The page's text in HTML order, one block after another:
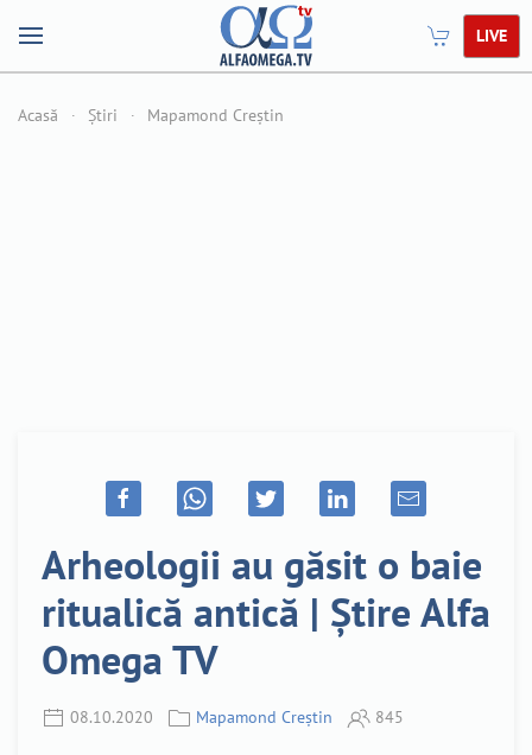
LIVE
Acasă Știri Mapamond Creștin
Arheologii au găsit o baie
ritualică antică | Știre Alfa
Omega TV
08.10.2020 Mapamond Creștin 845